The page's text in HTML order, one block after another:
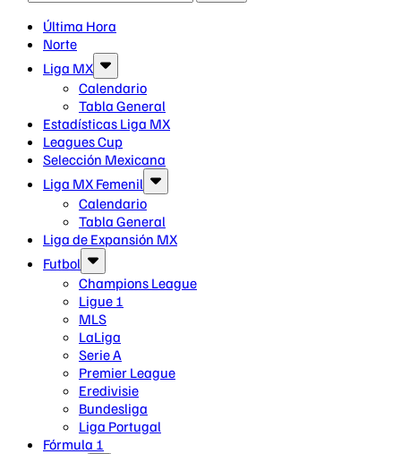
Última Hora
Norte
Liga MX
Calendario
Tabla General
Estadísticas Liga MX
Leagues Cup
Selección Mexicana
Liga MX Femenil
Calendario
Tabla General
Liga de Expansión MX
Futbol
Champions League
Ligue 1
MLS
LaLiga
Serie A
Premier League
Eredivisie
Bundesliga
Liga Portugal
Fórmula 1